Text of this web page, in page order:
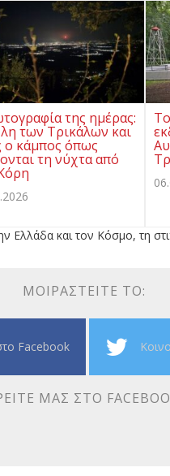
της ημέρας:
των Τρικάλων και
ο κάμπος όπως
τη νύχτα από
Ελλάδα και τον Κόσμο, τη
ΜΟΙΡΑΣΤΕΊΤΕ ΤΟ:
Facebook
ΜΑΣ ΣΤΟ